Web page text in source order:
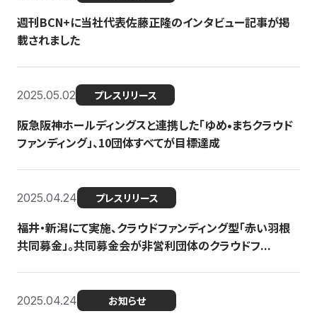
週刊BCN+に当社代表佐藤正隆のインタビュー記事が掲
載されました
2025.05.02 プレスリリース
阪急阪神ホールディングスと連携した「ゆめ•まちクラウド
ファンディング」、10団体すべてが目標達成
2025.04.24 プレスリリース
福井・新潟にて実施、クラウドファンディング型「赤い羽根
共同募金」。共同募金会が非営利団体のクラウドフ...
2025.04.24 お知らせ